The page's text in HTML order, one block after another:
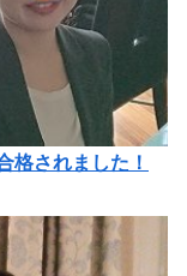
格されました！